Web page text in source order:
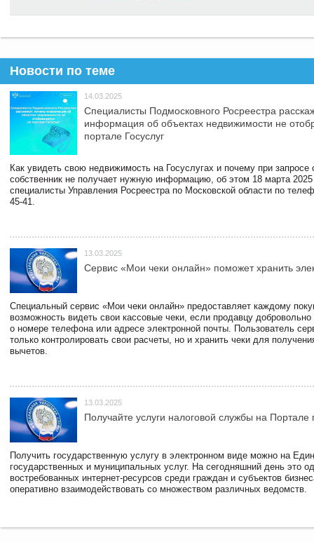
Новости по теме
14.03.2025
Специалисты Подмосковного Росреестра
информация об объектах недвижимости не
портале Госуслуг
Как увидеть свою недвижимость на Госуслугах и почему при запросе
собственник не получает нужную информацию, об этом 18 марта 2025
специалисты Управления Росреестра по Московской области по
45-41.
13.03.2025
Сервис «Мои чеки онлайн» поможет хранить
Специальный сервис «Мои чеки онлайн» предоставляет каждому
возможность видеть свои кассовые чеки, если продавцу
о номере телефона или адресе электронной почты. Пользователь
только контролировать свои расчеты, но и хранить чеки для
вычетов.
13.03.2025
Получайте услуги налоговой службы на Портале
Получить государственную услугу в электронном виде можно на
государственных и муниципальных услуг. На сегодняшний день это
востребованных интернет-ресурсов среди граждан и субъектов
оперативно взаимодействовать со множеством различных ведомств.